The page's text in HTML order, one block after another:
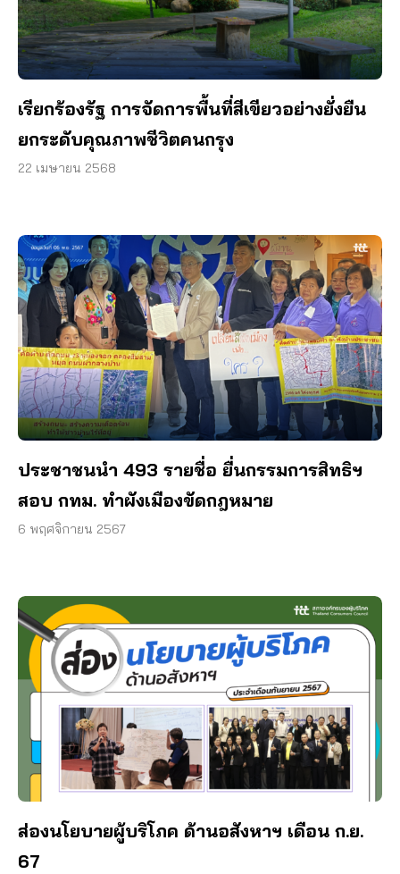
เรียกร้องรัฐ การจัดการพื้นที่สีเขียวอย่างยั่งยืน
ยกระดับคุณภาพชีวิตคนกรุง
22 เมษายน 2568
ประชาชนนำ 493 รายชื่อ ยื่นกรรมการสิทธิฯ
สอบ กทม. ทำผังเมืองขัดกฎหมาย
6 พฤศจิกายน 2567
ส่องนโยบายผู้บริโภค ด้านอสังหาฯ เดือน ก.ย.
67